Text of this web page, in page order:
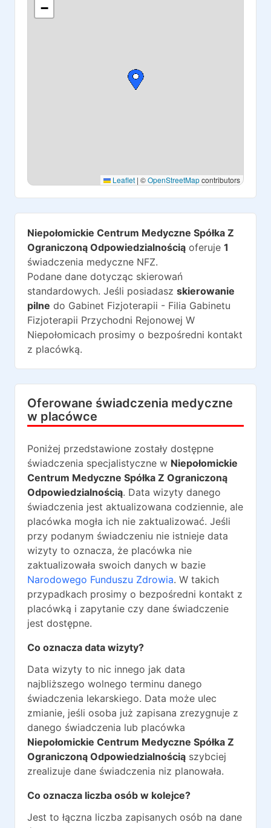
−
Leaflet | ©OpenStreetMapcontributors
Niepołomickie Centrum Medyczne Spółka Z
Ograniczoną Odpowiedzialnością oferuje 1
świadczenia medyczne NFZ.
Podane dane dotycząc skierowań
standardowych. Jeśli posiadasz skierowanie
pilne do Gabinet Fizjoterapii - Filia Gabinetu
Fizjoterapii Przychodni Rejonowej W
Niepołomicach prosimy o bezpośredni kontakt
z placówką.
Oferowane świadczenia medyczne
w placówce
Poniżej przedstawione zostały dostępne
świadczenia specjalistyczne w Niepołomickie
Centrum Medyczne Spółka Z Ograniczoną
Odpowiedzialnością. Data wizyty danego
świadczenia jest aktualizowana codziennie, ale
placówka mogła ich nie zaktualizować. Jeśli
przy podanym świadczeniu nie istnieje data
wizyty to oznacza, że placówka nie
zaktualizowała swoich danych w bazie
Narodowego Funduszu Zdrowia. W takich
przypadkach prosimy o bezpośredni kontakt z
placówką i zapytanie czy dane świadczenie
jest dostępne.
Co oznacza data wizyty?
Data wizyty to nic innego jak data
najbliższego wolnego terminu danego
świadczenia lekarskiego. Data może ulec
zmianie, jeśli osoba już zapisana zrezygnuje z
danego świadczenia lub placówka
Niepołomickie Centrum Medyczne Spółka Z
Ograniczoną Odpowiedzialnością szybciej
zrealizuje dane świadczenia niz planowała.
Co oznacza liczba osób w kolejce?
Jest to łączna liczba zapisanych osób na dane